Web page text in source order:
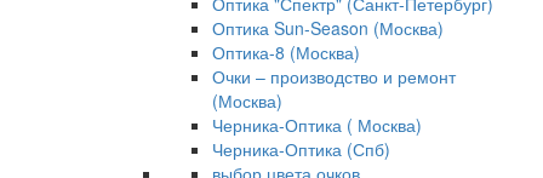
Оптика Sun-Season (Москва)
Оптика-8 (Москва)
Очки – производство и ремонт
(Москва)
Черника-Оптика ( Москва)
Черника-Оптика (Спб)